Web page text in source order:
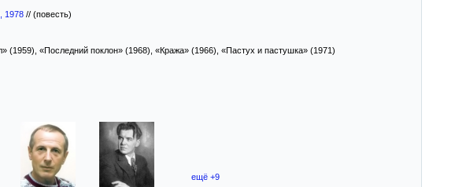
1978 // (повесть)
(1959), «Последний поклон» (1968), «Кража» (1966), «Пастух и пастушка» (1971)
ещё +9